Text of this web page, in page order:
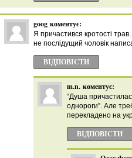
goog коментує:
Я причастився кротості
не послідущий чоловік
ВІДПОВІCТИ
m.n. коментує:
“Душа
однороги”. Але
перекладено на
ВІДПОВІCТИ